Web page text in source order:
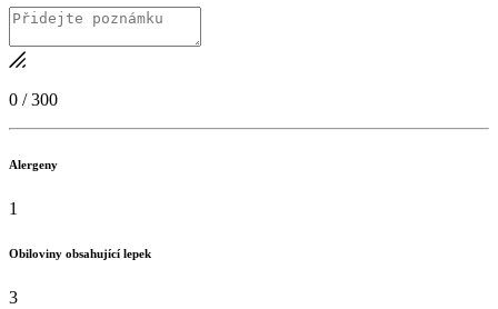
0 /300
Alergeny
1
Obiloviny obsahující lepek
3